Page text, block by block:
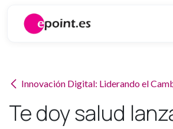
Innovación Digital: Liderando el
Te doy salud